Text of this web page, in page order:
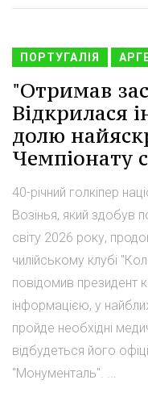
ПОРТУГАЛІЯ
"Отримав
Відкрилася
долю
Чемпіонату
40-річний голкіпер
Возінья, який здобув
світу 2026 року,
чилійському клубі
повідомив президент
інформацією, у
пройде необхідні
відбудеться його
"Монументаль". ...